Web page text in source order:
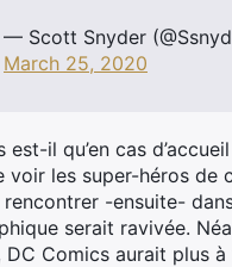
— Scott Snyder
March 25, 2020
est-il qu’en cas
voir les super-héros de
rencontrer -ensuite-
serait ravivée.
DC Comics aurait plus